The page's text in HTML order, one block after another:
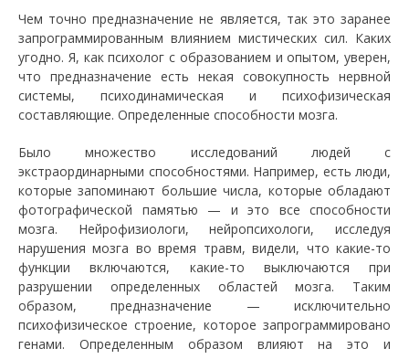
Чем точно предназначение не является, так это заранее
запрограммированным влиянием мистических сил. Каких
угодно. Я, как психолог с образованием и опытом, уверен,
что предназначение есть некая совокупность нервной
системы, психодинамическая и психофизическая
составляющие. Определенные способности мозга.
Было множество исследований людей с
экстраординарными способностями. Например, есть люди,
которые запоминают большие числа, которые обладают
фотографической памятью — и это все способности
мозга. Нейрофизиологи, нейропсихологи, исследуя
нарушения мозга во время травм, видели, что какие-то
функции включаются, какие-то выключаются при
разрушении определенных областей мозга. Таким
образом, предназначение — исключительно
психофизическое строение, которое запрограммировано
генами. Определенным образом влияют на это и